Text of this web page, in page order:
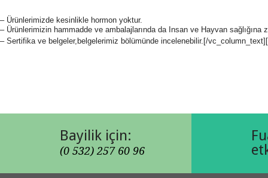
– Ürünlerimizde kesinlikle hormon yoktur.
– Ürünlerimizin hammadde ve ambalajlarında da Insan ve Hayvan sağlığına
– Sertifika ve belgeler,belgelerimiz bölümünde incelenebilir. [/
Bayilik için:
(0 532) 257 60 96